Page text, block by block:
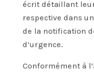
écrit détaillant
respective dans
de la notification
d’urgence.
Conformément à